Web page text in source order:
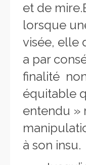
et de
lorsque
visée, elle
a par
finalité
équitable
entendu »
à son insu.